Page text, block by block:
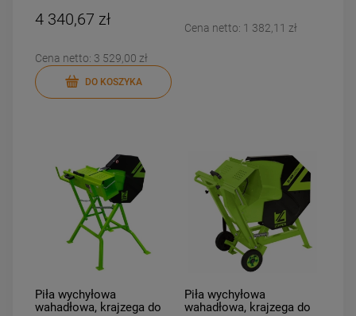
4 340,67 zł
Cena netto: 3 529,00 zł
DO KOSZYKA
Cena netto: 1 382,11 zł
Piła wychyłowa
wahadłowa, krajzega do
Piła wychyłowa
wahadłowa, krajzega do